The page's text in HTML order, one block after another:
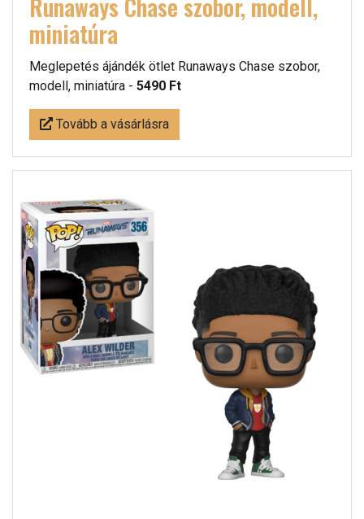
Runaways Chase szobor, modell,
miniatúra
Meglepetés ájándék ötlet Runaways Chase szobor,
modell, miniatúra - 5490 Ft
Tovább a vásárlásra